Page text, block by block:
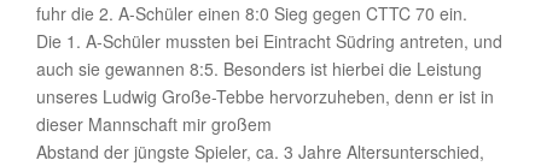
fuhr die 2. A-Schüler einen 8:0 Sieg gegen CTTC 70 ein.
Die 1. A-Schüler mussten bei Eintracht Südring antreten, und
auch sie gewannen 8:5. Besonders ist hierbei die Leistung
unseres Ludwig Große-Tebbe hervorzuheben, denn er ist in
dieser Mannschaft mir großem
Abstand der jüngste Spieler, ca. 3 Jahre Altersunterschied,